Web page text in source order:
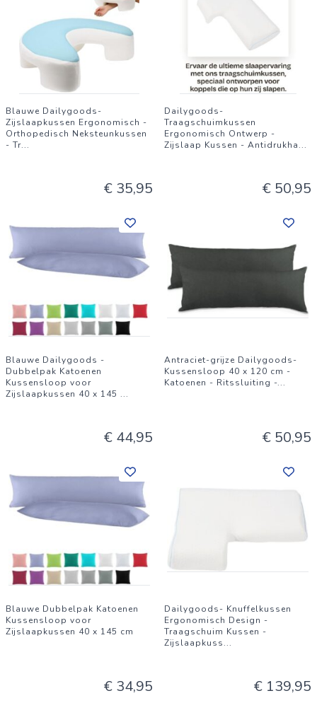
Blauwe Dailygoods-
Zijslaapkussen Ergonomisch -
Orthopedisch Neksteunkussen
- Tr...
€ 35,95
Dailygoods-
Traagschuimkussen
Ergonomisch Ontwerp -
Zijslaap Kussen - Antidrukha...
€ 50,95
Blauwe Dailygoods -
Dubbelpak Katoenen
Kussensloop voor
Zijslaapkussen 40 x 145 ...
€ 44,95
Antraciet-grijze Dailygoods-
Kussensloop 40 x 120 cm -
Katoenen - Ritssluiting -...
€ 50,95
Blauwe Dubbelpak Katoenen
Kussensloop voor
Zijslaapkussen 40 x 145 cm
€ 34,95
Dailygoods- Knuffelkussen
Ergonomisch Design -
Traagschuim Kussen -
Zijslaapkuss...
€ 139,95